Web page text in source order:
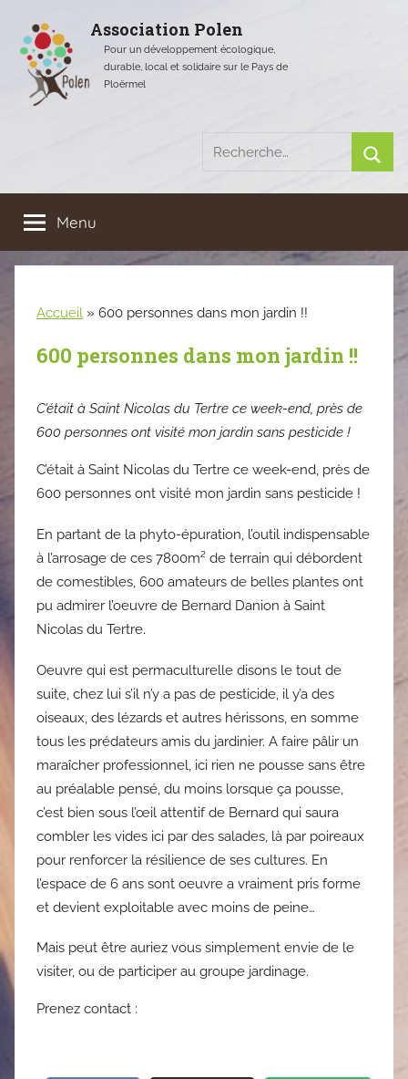
contenu
Association Polen
Pour un développement écologique,
durable, local et solidaire sur le Pays de
Ploërmel
Recherche
:
Menu
Accueil » 600 personnes dans mon jardin !!
600 personnes dans mon jardin !!
C’était à Saint Nicolas du Tertre ce week-end, près de
600 personnes ont visité mon jardin sans pesticide !
C’était à Saint Nicolas du Tertre ce week-end, près de
600 personnes ont visité mon jardin sans pesticide !
En partant de la phyto-épuration, l’outil indispensable
à l’arrosage de ces 7800m² de terrain qui débordent
de comestibles, 600 amateurs de belles plantes ont
pu admirer l’oeuvre de Bernard Danion à Saint
Nicolas du Tertre.
Oeuvre qui est permaculturelle disons le tout de
suite, chez lui s’il n’y a pas de pesticide, il y’a des
oiseaux, des lézards et autres hérissons, en somme
tous les prédateurs amis du jardinier. A faire pâlir un
maraîcher professionnel, ici rien ne pousse sans être
au préalable pensé, du moins lorsque ça pousse,
c’est bien sous l’œil attentif de Bernard qui saura
combler les vides ici par des salades, là par poireaux
pour renforcer la résilience de ses cultures. En
l’espace de 6 ans sont oeuvre a vraiment pris forme
et devient exploitable avec moins de peine…
Mais peut être auriez vous simplement envie de le
visiter, ou de participer au groupe jardinage.
Prenez contact :